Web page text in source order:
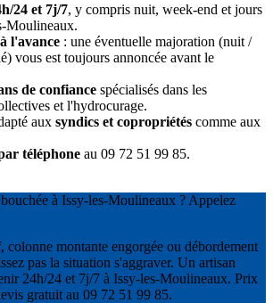
24 et 7j/7, y compris nuit, week-end et jours
Moulineaux.
l'avance : une éventuelle majoration (nuit /
vous est toujours annoncée avant le
de confiance spécialisés dans les
et l'hydrocurage.
aux syndics et copropriétés comme aux
téléphone au 09 72 51 99 85.
à Issy-les-Moulineaux ? Appelez
montante engorgée ou débordement
pas la situation s'aggraver. Un artisan
24h/24 et 7j/7 à Issy-les-Moulineaux. Prix
gratuit au 09 72 51 99 85.